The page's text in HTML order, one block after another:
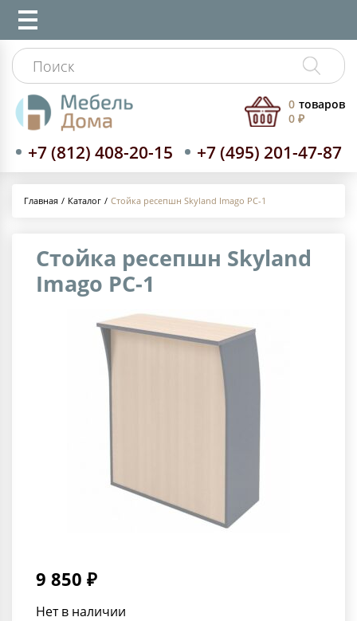
+7 (812) 408-20-15 +7 (495) 201-47-87
0 товаров
0 ₽
Главная Каталог Стойка ресепшн Skyland Imago РС-1
Стойка ресепшн Skyland
Imago РС-1
9 850 ₽
Нет в наличии